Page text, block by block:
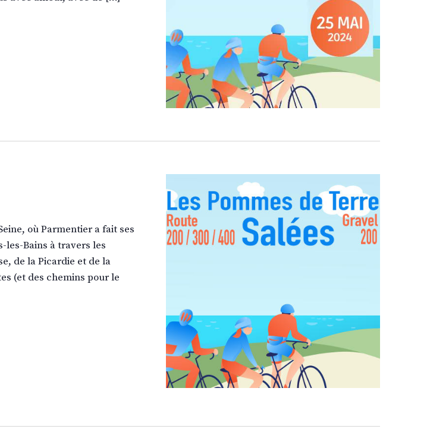
où Parmentier a fait ses
les-Bains à travers les
de la Picardie et de la
(et des chemins pour le